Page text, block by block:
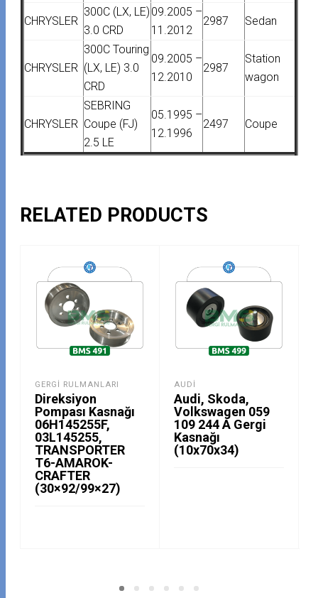
CHRYSLER
300C (LX, LE)
3.0 CRD
09.2005 –
11.2012
2987 Sedan
CHRYSLER
300C Touring
(LX, LE) 3.0
CRD
09.2005 –
12.2010
2987
Station
wagon
CHRYSLER
SEBRING
Coupe (FJ)
2.5 LE
05.1995 –
12.1996
2497 Coupe
RELATED PRODUCTS
GERGI RULMANLARI
Direksiyon
Pompası Kasnağı
06H145255F,
03L145255,
TRANSPORTER
T6-AMAROK-
CRAFTER
(30×92/99×27)
AUDI
Audi, Skoda,
Volkswagen 059
109 244 A Gergi
Kasnağı
(10x70x34)